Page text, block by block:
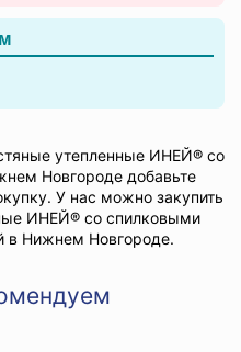
утепленные ИНЕЙ® со
Новгороде добавьте
У нас можно закупить
ИНЕЙ® со спилковыми
в Нижнем Новгороде.